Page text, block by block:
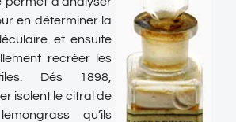
en déterminer la
et ensuite
recréer les
Dés 1898,
isolent le citral de
qu’ils